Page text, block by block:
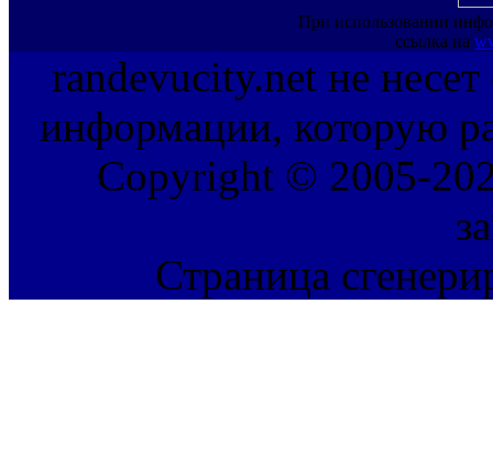
При использовании
ссылка на
randevucity.net не несет
информации, которую
Copyright © 2005-
Страница